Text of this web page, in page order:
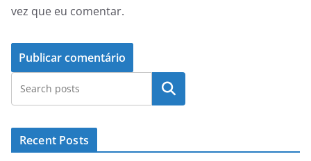
vez que eu comentar.
Pesquisar
Recent Posts